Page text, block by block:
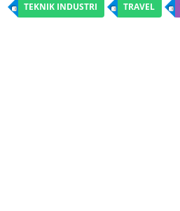
TEKNIK INDUSTRI TRAVEL